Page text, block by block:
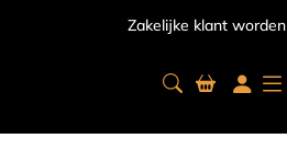
Zakelijke klant worden